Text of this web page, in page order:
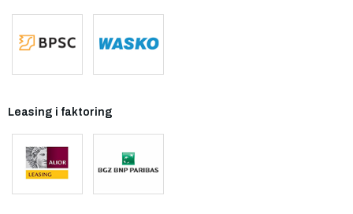
Leasing i faktoring